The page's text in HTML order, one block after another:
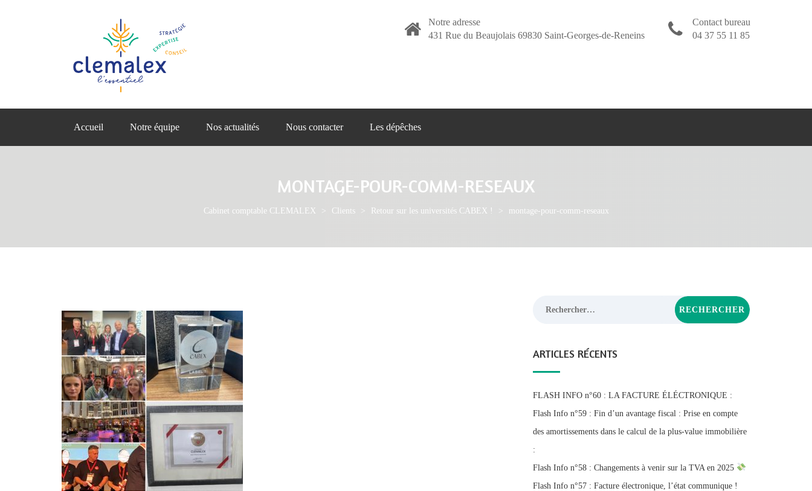
Notre adresse
431 Rue du Beaujolais 69830 Saint-Georges-de-Reneins
Contact bureau
04 37 55 11 85
Accueil Notre équipe Nos actualités Nous contacter Les dépêches
MONTAGE-POUR-COMM-RESEAUX
Cabinet comptable CLEMALEX > Clients > Retour sur les universités CABEX ! > montage-pour-comm-reseaux
ARTICLES RÉCENTS
FLASH INFO n°60 : LA FACTURE ÉLÉCTRONIQUE :
Flash Info n°59 : Fin d’un avantage fiscal : Prise en compte
des amortissements dans le calcul de la plus-value immobilière
:
Flash Info n°58 : Changements à venir sur la TVA en 2025
Flash Info n°57 : Facture électronique, l’état communique !